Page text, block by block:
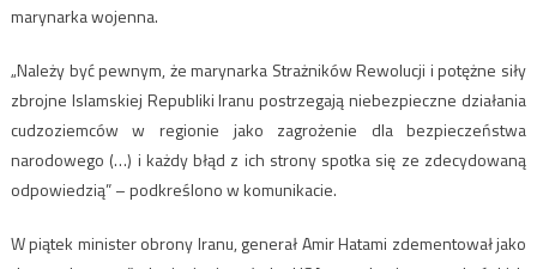
marynarka wojenna.
„Należy być pewnym, że marynarka Strażników Rewolucji i potężne siły
zbrojne Islamskiej Republiki Iranu postrzegają niebezpieczne działania
cudzoziemców w regionie jako zagrożenie dla bezpieczeństwa
narodowego (…) i każdy błąd z ich strony spotka się ze zdecydowaną
odpowiedzią” – podkreślono w komunikacie.
W piątek minister obrony Iranu, generał Amir Hatami zdementował jako